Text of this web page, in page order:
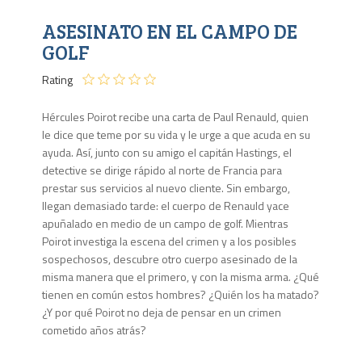
ASESINATO EN EL CAMPO DE
GOLF
Rating
Hércules Poirot recibe una carta de Paul Renauld, quien
le dice que teme por su vida y le urge a que acuda en su
ayuda. Así, junto con su amigo el capitán Hastings, el
detective se dirige rápido al norte de Francia para
prestar sus servicios al nuevo cliente. Sin embargo,
llegan demasiado tarde: el cuerpo de Renauld yace
apuñalado en medio de un campo de golf. Mientras
Poirot investiga la escena del crimen y a los posibles
sospechosos, descubre otro cuerpo asesinado de la
misma manera que el primero, y con la misma arma. ¿Qué
tienen en común estos hombres? ¿Quién los ha matado?
¿Y por qué Poirot no deja de pensar en un crimen
cometido años atrás?